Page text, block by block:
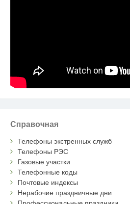
Справочная
Телефоны экстренных служб
Телефоны РЭС
Газовые участки
Телефонные коды
Почтовые индексы
Нерабочие праздничные дни